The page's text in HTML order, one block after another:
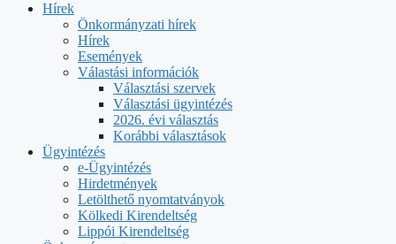
Hírek
Önkormányzati hírek
Hírek
Események
Válastási információk
Választási szervek
Választási ügyintézés
2026. évi választás
Korábbi választások
Ügyintézés
e-Ügyintézés
Hirdetmények
Letölthető nyomtatványok
Kölkedi Kirendeltség
Lippói Kirendeltség